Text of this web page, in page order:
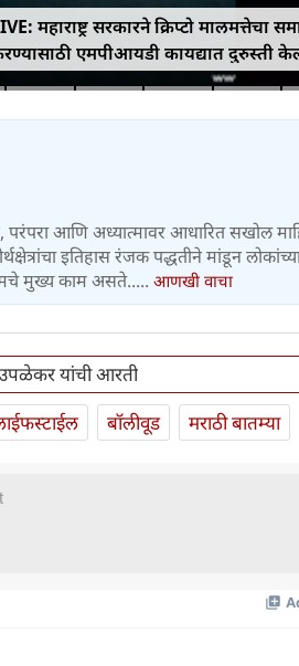
महाराष्ट्र सरकारने क्रिप्टो मालमत्तेचा
एमपीआयडी कायद्यात दुरुस्ती
परंपरा आणि अध्यात्मावर आधारित सखोल
इतिहास रंजक पद्धतीने मांडून
मुख्य काम असते..... आणखी वाचा
उपळेकर यांची आरती
बॉलीवूड मराठी बातम्या